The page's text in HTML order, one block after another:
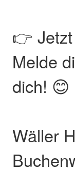
👉
Melde
dich! 😊
Wäller